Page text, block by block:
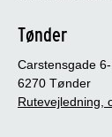
Tønder
Carstensgade
6270 Tønder
Rutevejledning,